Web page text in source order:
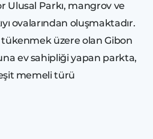
Ulusal Parkı, mangrov ve
ovalarından oluşmaktadır.
üzere olan Gibon
ev sahipliği yapan parkta,
memeli türü